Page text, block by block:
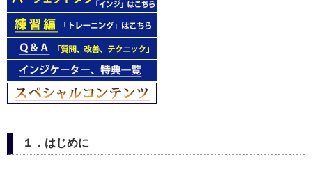
１．はじめに